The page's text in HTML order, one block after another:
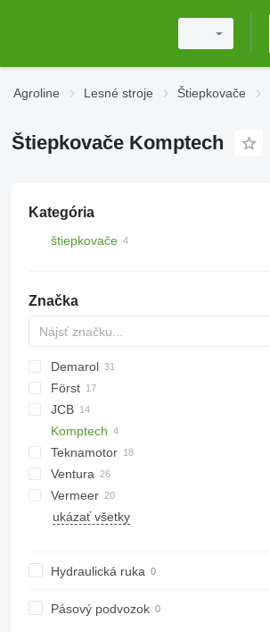
Agroline Lesné stroje Štiepkovače
Štiepkovače Komptech
Kategória
štiepkovače
Značka
CK
Demarol
R-12
R-13
Tajga
AK
DW
Biber
Först
ST
TR
Arborist
QuadTrak
JCB
A-series
Hem
1510 E
Komptech
Crambo
Crambo 5200
Big X
CS
TP
OL
PTH
MR
Teknamotor
Skorpion
1270
TW
Ventura
Vermeer
BC
FH
MZA
ukázať všetky
Hydraulická ruka
Pásový podvozok